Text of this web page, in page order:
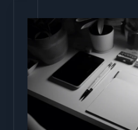
Lösungen
Unternehmen
in